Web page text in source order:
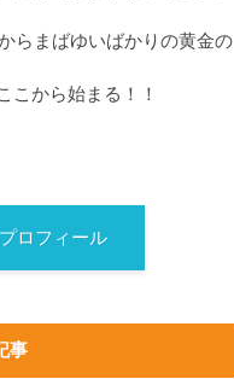
らまばゆいばかりの黄金の
こから始まる！！
ロフィール
事